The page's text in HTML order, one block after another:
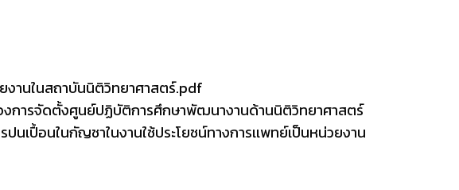
งานในสถาบันนิติวิทยาศาสตร์.pdf
งการจัดตั้งศูนย์ปฏิบัติการศึกษาพัฒนางานด้านนิติวิทยาศาสตร์
เปื้อนในกัญชาในงานใช้ประโยชน์ทางการเเพทย์เป็นหน่วยงาน